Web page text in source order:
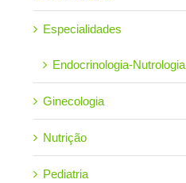
Especialidades
Endocrinologia-Nutrologia
Ginecologia
Nutrição
Pediatria